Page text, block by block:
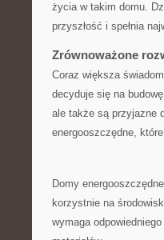
życia w⁤ takim ⁢domu.
przyszłość i spełnia
Zrównoważone
Coraz większa
decyduje się‌ na
ale także ⁣są przyjazne
energooszczędne,
Domy
korzystnie​ na
wymaga